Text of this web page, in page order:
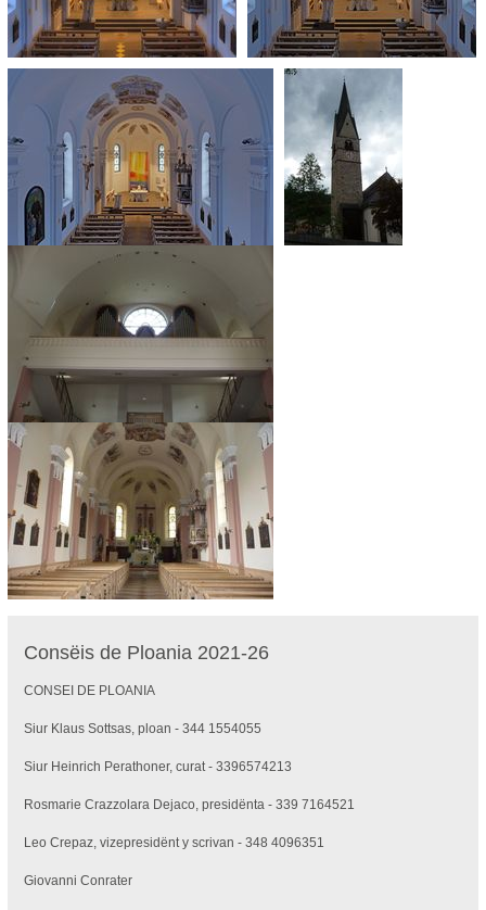
Consëis de Ploania 2021-26
CONSEI DE PLOANIA
Siur Klaus Sottsas, ploan - 344 1554055
Siur Heinrich Perathoner, curat - 3396574213
Rosmarie Crazzolara Dejaco, presidënta - 339 7164521
Leo Crepaz, vizepresidënt y scrivan - 348 4096351
Giovanni Conrater